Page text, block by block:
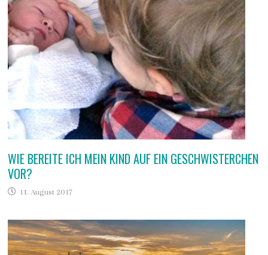
WIE BEREITE ICH MEIN KIND AUF EIN GESCHWISTERCHEN
VOR?
11. August 2017